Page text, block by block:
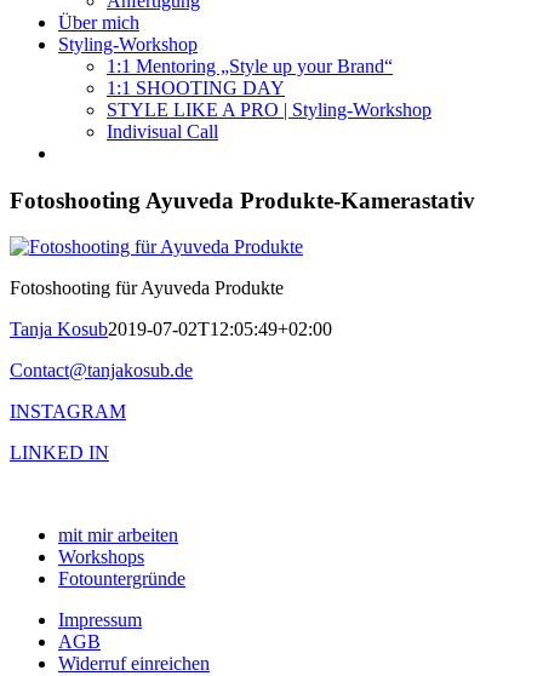
Über mich
Styling-Workshop
1:1 Mentoring „Style up your Brand“
1:1 SHOOTING DAY
STYLE LIKE A PRO | Styling-Workshop
Indivisual Call
Fotoshooting Ayuveda Produkte-Kamerastativ
Fotoshooting für Ayuveda Produkte
Tanja Kosub2019-07-02T12:05:49+02:00
Contact@tanjakosub.de
INSTAGRAM
LINKED IN
mit mir arbeiten
Workshops
Fotountergründe
Impressum
AGB
Widerruf einreichen